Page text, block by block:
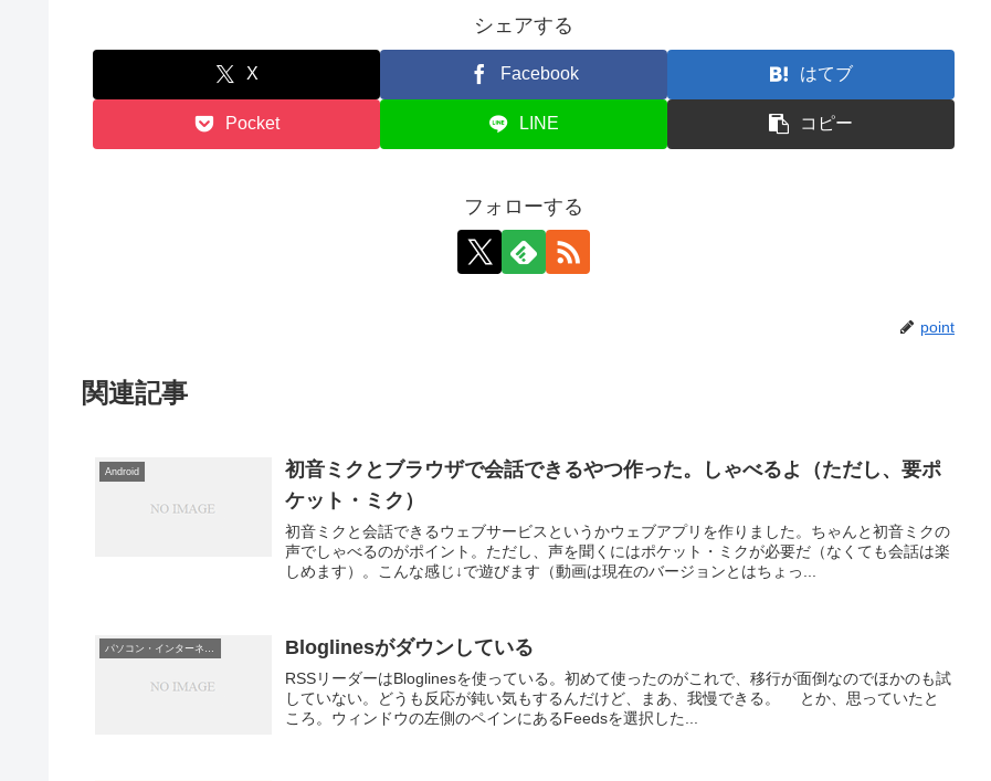
シェアする
X Facebook はてブ
Pocket LINE コピー
フォローする
point
関連記事
Android
初音ミクとブラウザで会話できるやつ作った。しゃべるよ（ただし、要ポ
ケット・ミク）
初音ミクと会話できるウェブサービスというかウェブアプリを作りました。ちゃんと初音ミクの
声でしゃべるのがポイント。ただし、声を聞くにはポケット・ミクが必要だ（なくても会話は楽
しめます）。こんな感じ↓で遊びます（動画は現在のバージョンとはちょっ...
パソコン・インターネット Bloglinesがダウンしている
RSSリーダーはBloglinesを使っている。初めて使ったのがこれで、移行が面倒なのでほかのも試
していない。どうも反応が鈍い気もするんだけど、まあ、我慢できる。 とか、思っていたと
ころ。ウィンドウの左側のペインにあるFeedsを選択した...